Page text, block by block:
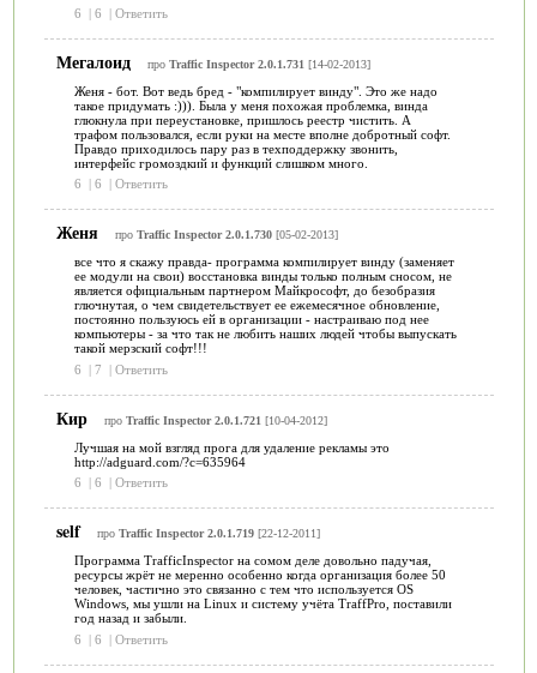
6
| 6 | Ответить
Мегалоид про Traffic Inspector 2.0.1.731 [14-02-2013]
Женя - бот. Вот ведь бред - "компилирует винду". Это же надо
такое придумать :))). Была у меня похожая проблемка, винда
глюкнула при переустановке, пришлось реестр чистить. А
трафом пользовался, если руки на месте вполне добротный софт.
Правдо приходилось пару раз в техподдержку звонить,
интерфейс громоздкий и функций слишком много.
6
| 6 | Ответить
Женя про Traffic Inspector 2.0.1.730[05-02-2013]
все что я скажу правда- программа компилирует винду (заменяет
ее модули на свои) восстановка винды только полным сносом, не
является официальным партнером Майкрософт, до безобразия
глючнутая, о чем свидетельствует ее ежемесячное обновление,
постоянно пользуюсь ей в организации - настраиваю под нее
компьютеры - за что так не любить наших людей чтобы выпускать
такой мерзский софт!!!
6
| 7 | Ответить
Кир про Traffic Inspector 2.0.1.721 [10-04-2012]
Лучшая на мой взгляд прога для удаление рекламы это
http://adguard.com/?c=635964
6
| 6 | Ответить
self про Traffic Inspector 2.0.1.719[22-12-2011]
Программа TrafficInspector на сомом деле довольно падучая,
ресурсы жрёт не меренно особенно когда организация более 50
человек, частично это связанно с тем что используется OS
Windows, мы ушли на Linux и систему учёта TraffPro, поставили
год назад и забыли.
6
| 6 | Ответить